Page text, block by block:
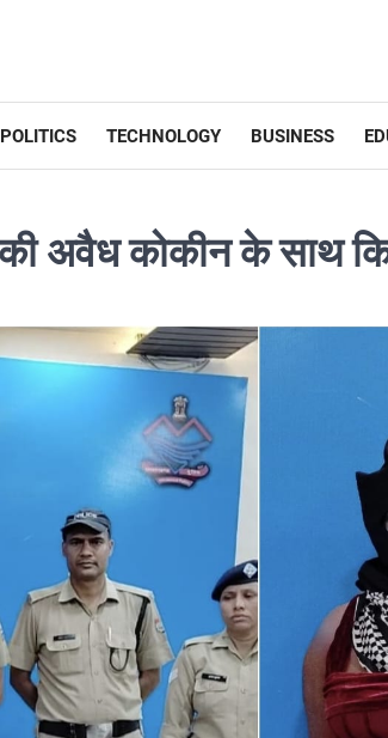
POLITICS TECHNOLOGY BUSINESS
अवैध कोकीन के साथ